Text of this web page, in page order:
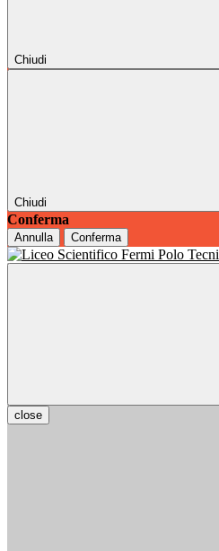
Chiudi
Chiudi
Conferma
Annulla Conferma
close